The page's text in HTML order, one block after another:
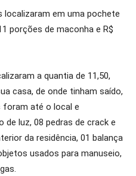
localizaram em uma pochete
porções de maconha e R$
a quantia de 11,50,
casa, de onde tinham saído,
foram até o local e
luz, 08 pedras de crack e
da residência, 01 balança
usados para manuseio,